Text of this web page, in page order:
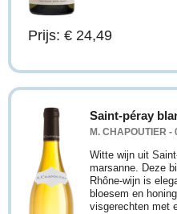
Prijs: € 24,49
Saint-péray
M. CHAPOUTIER -
Witte wijn uit
marsanne. Deze
Rhône-wijn is
bloesem en
visgerechten met